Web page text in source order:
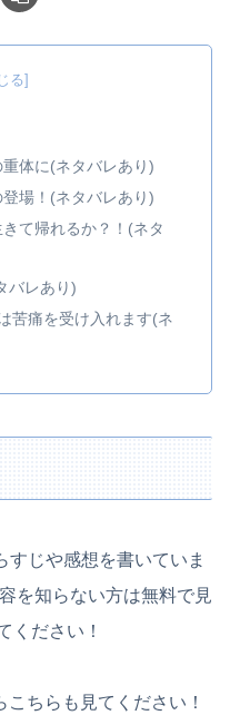
体に(ネタバレあり)
場！(ネタバレあり)
て帰れるか？！(ネタ
バレあり)
苦痛を受け入れます(ネ
すじや感想を書いていま
を知らない方は無料で見
ください！
ちらも見てください！